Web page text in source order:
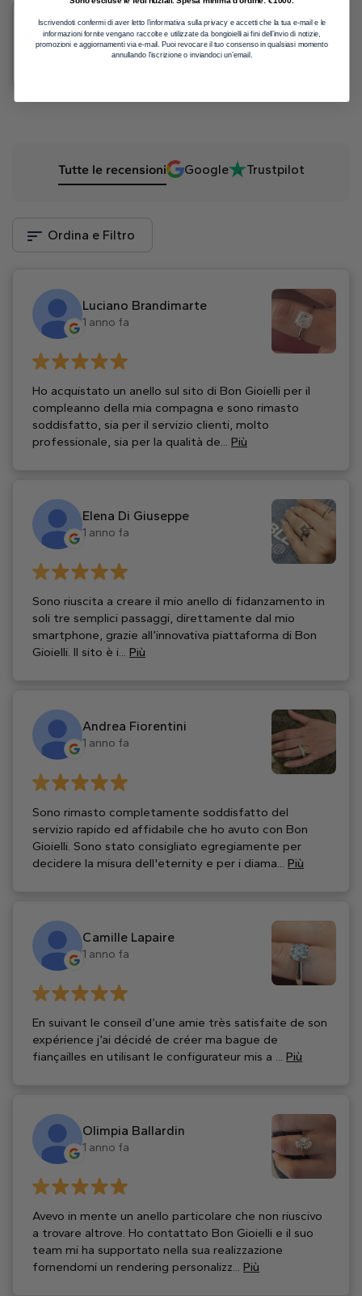
300+ Recensioni
5
Trustpilot4.9
Tutte le recensioni Google Trustpilot
Ordina e Filtro
Luciano Brandimarte
1 anno fa
Ho acquistato un anello sul sito di Bon Gioielli per il
compleanno della mia compagna e sono rimasto
soddisfatto, sia per il servizio clienti, molto
professionale, sia per la qualità de... Più
Elena Di Giuseppe
1 anno fa
Sono riuscita a creare il mio anello di fidanzamento in
soli tre semplici passaggi, direttamente dal mio
smartphone, grazie all’innovativa piattaforma di Bon
Gioielli. Il sito è i... Più
Andrea Fiorentini
1 anno fa
Sono rimasto completamente soddisfatto del
servizio rapido ed affidabile che ho avuto con Bon
Gioielli. Sono stato consigliato egregiamente per
decidere la misura dell'eternity e per i diama... Più
Camille Lapaire
1 anno fa
En suivant le conseil d’une amie très satisfaite de son
expérience j’ai décidé de créer ma bague de
fiançailles en utilisant le configurateur mis a ... Più
Olimpia Ballardin
1 anno fa
Avevo in mente un anello particolare che non riuscivo
a trovare altrove. Ho contattato Bon Gioielli e il suo
team mi ha supportato nella sua realizzazione
fornendomi un rendering personalizz... Più
Iscrivendoti confermi di aver letto l’informativa sulla privacy e accetti che la tua e-mail e le
informazioni fornite vengano raccolte e utilizzate da bongioielli ai fini dell’invio di notizie,
promozioni e aggiornamenti via e-mail. Puoi revocare il tuo consenso in qualsiasi momento
annullando l’iscrizione o inviandoci un’email.